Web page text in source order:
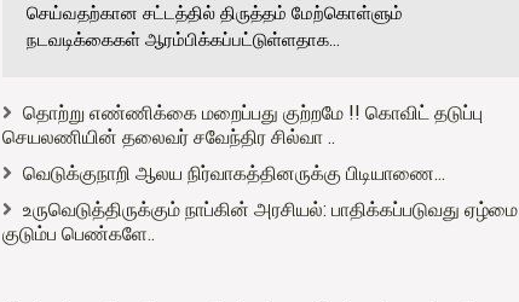
செய்வதற்கான சட்டத்தில் திருத்தம் மேற்கொள்ளும்
நடவடிக்கைகள் ஆரம்பிக்கப்பட்டுள்ளதாக...
தொற்று எண்ணிக்கை மறைப்பது குற்றமே !! கொவிட் தடுப்பு
செயலணியின் தலைவர் சவேந்திர சில்வா ..
வெடுக்குநாறி ஆலய நிர்வாகத்தினருக்கு பிடியாணை...
உருவெடுத்திருக்கும் நாப்கின் அரசியல்: பாதிக்கப்படுவது ஏழ்மை
குடும்ப பெண்களே..